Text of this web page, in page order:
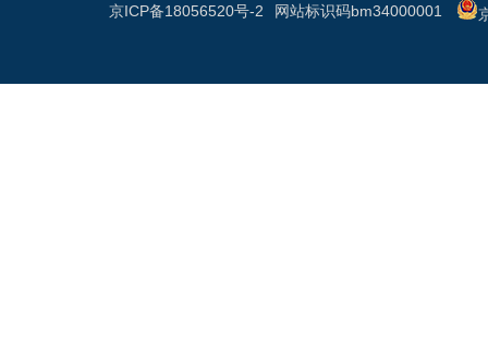
网站标识码bm34000001
京ICP备18056520号-2